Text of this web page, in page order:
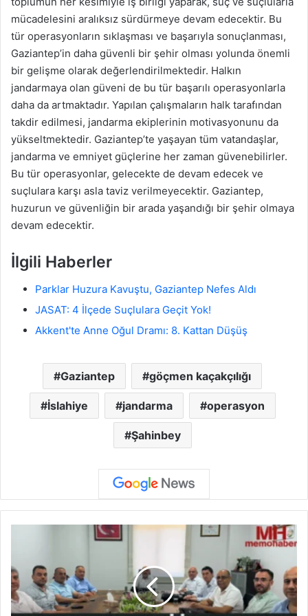
mücadelesini aralıksız sürdürmeye devam edecektir. Bu
tür operasyonların sıklaşması ve başarıyla sonuçlanması,
Gaziantep’in daha güvenli bir şehir olması yolunda önemli
bir gelişme olarak değerlendirilmektedir. Halkın
jandarmaya olan güveni de bu tür başarılı operasyonlarla
daha da artmaktadır. Yapılan çalışmaların halk tarafından
takdir edilmesi, jandarma ekiplerinin motivasyonunu da
yükseltmektedir. Gaziantep’te yaşayan tüm vatandaşlar,
jandarma ve emniyet güçlerine her zaman güvenebilirler.
Bu tür operasyonlar, gelecekte de devam edecek ve
suçlulara karşı asla taviz verilmeyecektir. Gaziantep,
huzurun ve güvenliğin bir arada yaşandığı bir şehir olmaya
devam edecektir.
İlgili Haberler
Parklar Huzura Kavuştu, Gaziantep Nefes Aldı
JASAT: 4 İlçede Suçlulara Geçit Yok!
Akkent'te Anne Oğul Dramı: 8. Kattan Düşüş
Gaziantep göçmen kaçakçılığı
İslahiye jandarma operasyon
Şahinbey
g
m
a